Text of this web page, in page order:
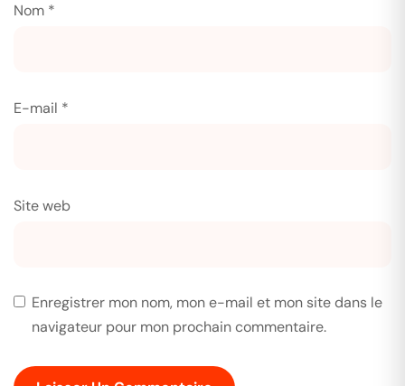
Nom *
E-mail *
Site web
Enregistrer mon nom, mon e-mail et mon site dans le
navigateur pour mon prochain commentaire.